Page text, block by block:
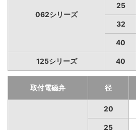
062シリーズ
25
32
40
125シリーズ 40
取付電磁弁 径
20
25